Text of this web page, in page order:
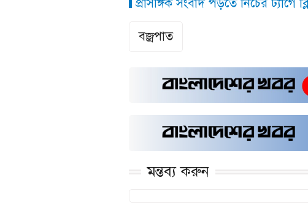
প্রাসঙ্গিক সংবাদ পড়তে নিচের ট্যাগে
বজ্রপাত
মন্তব্য করুন